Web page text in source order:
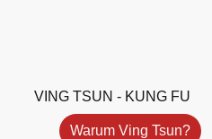
VING TSUN - KUNG FU
Warum Ving Tsun?